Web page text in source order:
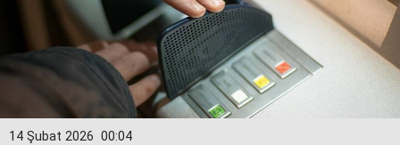
00:04
14 Şubat 2026